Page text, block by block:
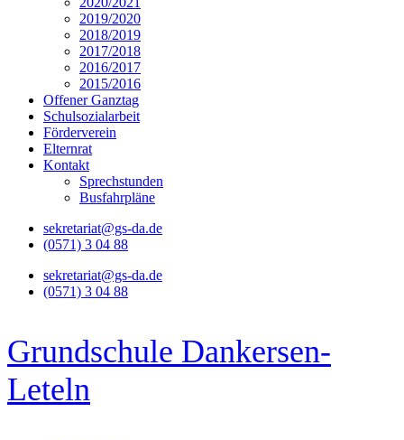
2019/2020
2018/2019
2017/2018
2016/2017
2015/2016
Offener Ganztag
Schulsozialarbeit
Förderverein
Elternrat
Kontakt
Sprechstunden
Busfahrpläne
sekretariat@gs-da.de
(0571) 3 04 88
sekretariat@gs-da.de
(0571) 3 04 88
Grundschule Dankersen-
Leteln